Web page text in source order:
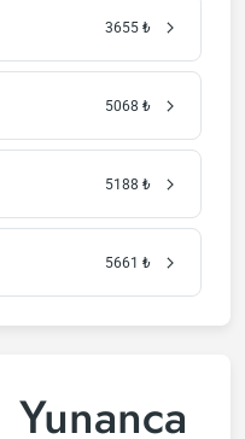
3655 ₺
5068 ₺
5188 ₺
5661 ₺
Yunanca